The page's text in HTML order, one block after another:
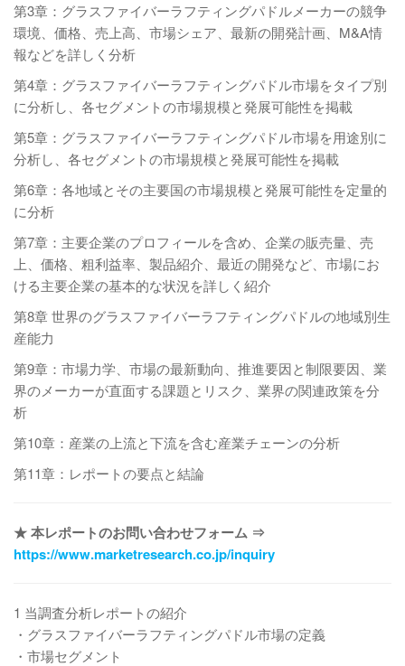
第3章：グラスファイバーラフティングパドルメーカーの競争
環境、価格、売上高、市場シェア、最新の開発計画、M&A情
報などを詳しく分析
第4章：グラスファイバーラフティングパドル市場をタイプ別
に分析し、各セグメントの市場規模と発展可能性を掲載
第5章：グラスファイバーラフティングパドル市場を用途別に
分析し、各セグメントの市場規模と発展可能性を掲載
第6章：各地域とその主要国の市場規模と発展可能性を定量的
に分析
第7章：主要企業のプロフィールを含め、企業の販売量、売
上、価格、粗利益率、製品紹介、最近の開発など、市場にお
ける主要企業の基本的な状況を詳しく紹介
第8章 世界のグラスファイバーラフティングパドルの地域別生
産能力
第9章：市場力学、市場の最新動向、推進要因と制限要因、業
界のメーカーが直面する課題とリスク、業界の関連政策を分
析
第10章：産業の上流と下流を含む産業チェーンの分析
第11章：レポートの要点と結論
★ 本レポートのお問い合わせフォーム ⇒
https://www.marketresearch.co.jp/inquiry
1 当調査分析レポートの紹介
・グラスファイバーラフティングパドル市場の定義
・市場セグメント